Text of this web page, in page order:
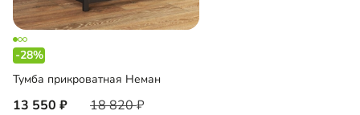
-28%
Тумба прикроватная Неман
13 550 18 820